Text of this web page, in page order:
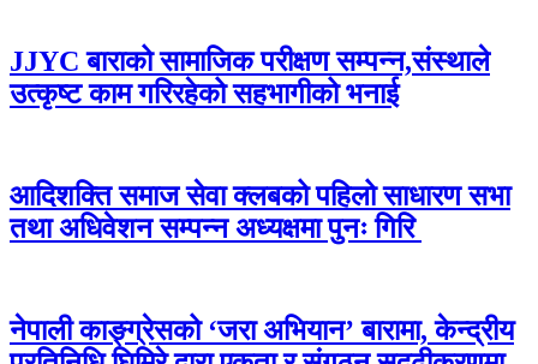
JJYC बाराको सामाजिक परीक्षण सम्पन्न,संस्थाले
उत्कृष्ट काम गरिरहेको सहभागीको भनाई
आदिशक्ति समाज सेवा क्लबको पहिलो साधारण सभा
तथा अधिवेशन सम्पन्न अध्यक्षमा पुनः गिरि
नेपाली काङ्ग्रेसको ‘जरा अभियान’ बारामा, केन्द्रीय